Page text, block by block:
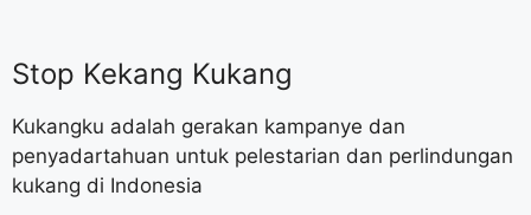
Stop Kekang Kukang
Kukangku adalah gerakan kampanye dan
penyadartahuan untuk pelestarian dan perlindungan
kukang di Indonesia